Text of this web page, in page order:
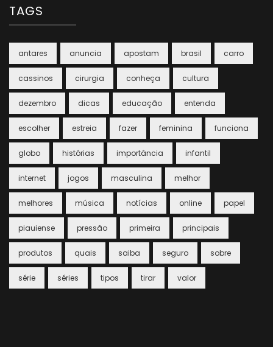
TAGS
antares anuncia apostam brasil carro
cassinos cirurgia conheça cultura
dezembro dicas educação entenda
escolher estreia fazer feminina funciona
globo histórias importância infantil
internet jogos masculina melhor
melhores música notícias online papel
piauiense pressão primeira principais
produtos quais saiba seguro sobre
série séries tipos tirar valor